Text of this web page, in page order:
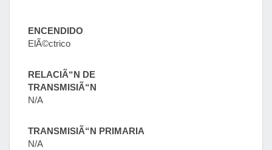
ENCENDIDO
ElÃ©ctrico
RELACIÃ“N DE
TRANSMISIÃ“N
N/A
TRANSMISIÃ“N PRIMARIA
N/A